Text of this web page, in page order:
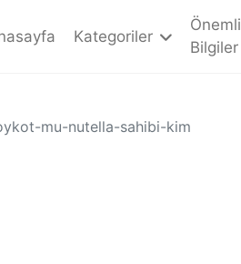
Kategoriler
Önemli
Bilgiler
mu-nutella-sahibi-kim